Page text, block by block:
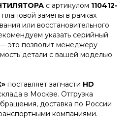
с артикулом 110412-
замены в рамках
или восстановительного
указать серийный
позволит менеджеру
детали с вашей моделью
поставляет запчасти HD
в Москве. Отгрузка
доставка по России
компаниями.